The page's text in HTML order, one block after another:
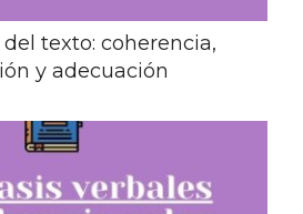
del texto: coherencia,
y adecuación